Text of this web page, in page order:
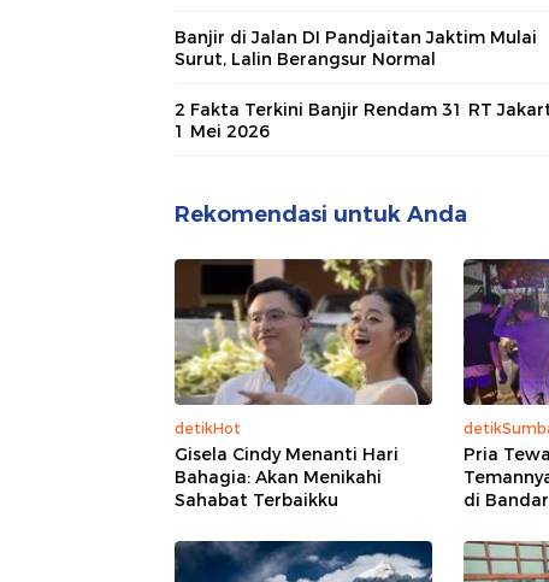
Banjir di Jalan DI Pandjaitan Jaktim Mulai
Surut, Lalin Berangsur Normal
2 Fakta Terkini Banjir Rendam 31 RT
1 Mei 2026
Rekomendasi untuk Anda
detikHot
Gisela Cindy Menanti Hari
Bahagia: Akan Menikahi
Sahabat Terbaikku
Pria
di